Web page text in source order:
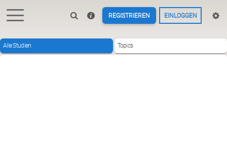
REGISTRIEREN EINLOGGEN
Alle Studien Topics